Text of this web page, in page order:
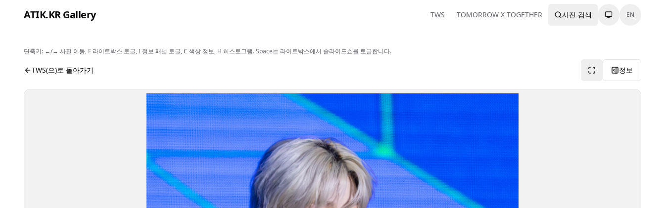
ATIK.KR Gallery TWS TOMORROW X TOGETHER 사진 검색 EN
#JIHOON #Color in Music Festival
사진 뷰어입니다. 버튼으로 전체화면, 공유, 정보 보기를 사용할 수 있습니다.
단축키: ←/→ 사진 이동, F 라이트박스 토글, I 정보 패널 토글, C 색상 정보, H 히스토그램. Space는 라이트박스에서 슬라이드쇼를 토글합니다.
TWS(으)로 돌아가기 정보